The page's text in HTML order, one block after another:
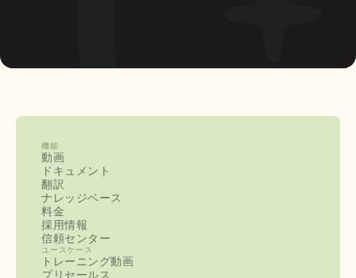
機能
動画
ドキュメント
翻訳
ナレッジベース
料金
採用情報
信頼センター
ユースケース
トレーニング動画
プリセールス